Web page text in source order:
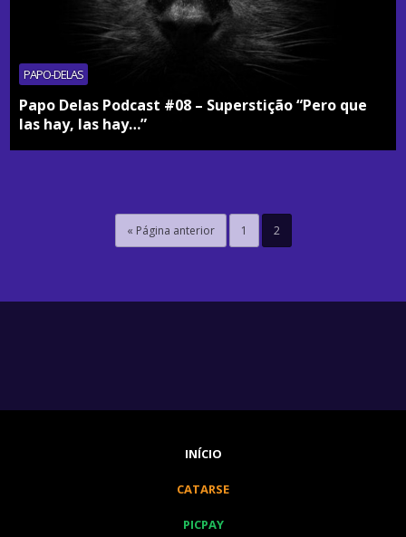
PAPO-DELAS
Papo Delas Podcast #08 – Superstição “Pero que
las hay, las hay…”
« Página anterior 1 2
INÍCIO
CATARSE
PICPAY